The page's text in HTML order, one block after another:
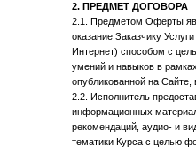
2. ПРЕДМЕТ ДОГОВОРА
2.1. Предметом Оферты
оказание Заказчику
Интернет) способом с
умений и навыков в
опубликованной на Сайте,
2.2. Исполнитель
информационных
рекомендаций, аудио- и
тематики Курса с целью